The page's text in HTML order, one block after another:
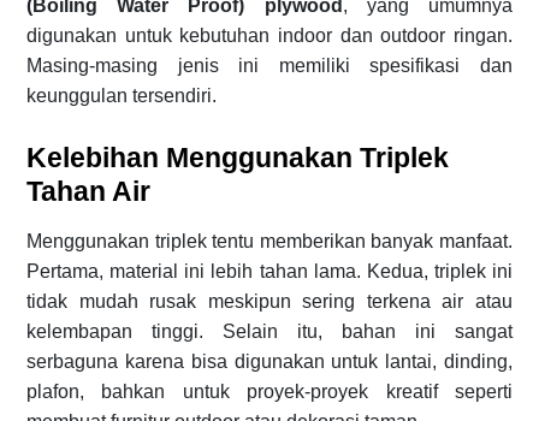
(Boiling Water Proof) plywood , yang umumnya
digunakan untuk kebutuhan indoor dan outdoor ringan.
Masing-masing jenis ini memiliki spesifikasi dan
keunggulan tersendiri.
Kelebihan Menggunakan Triplek
Tahan Air
Menggunakan triplek tentu memberikan banyak manfaat.
Pertama, material ini lebih tahan lama. Kedua, triplek ini
tidak mudah rusak meskipun sering terkena air atau
kelembapan tinggi. Selain itu, bahan ini sangat
serbaguna karena bisa digunakan untuk lantai, dinding,
plafon, bahkan untuk proyek-proyek kreatif seperti